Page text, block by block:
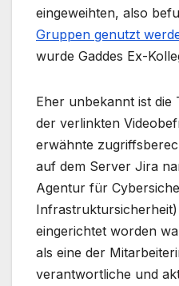
eingeweihten, also
Gruppen genutzt
wurde Gaddes Ex-
Eher unbekannt ist die
der verlinkten
erwähnte
auf dem Server Jira
Agentur für
eingerichtet worden
als eine der
verantwortliche und